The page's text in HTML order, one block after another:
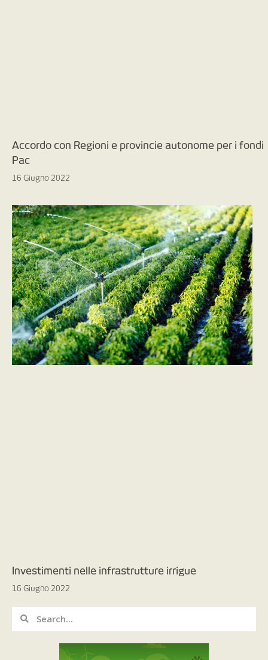
Accordo con Regioni e provincie autonome per i fondi
Pac
16 Giugno 2022
Investimenti nelle infrastrutture irrigue
16 Giugno 2022